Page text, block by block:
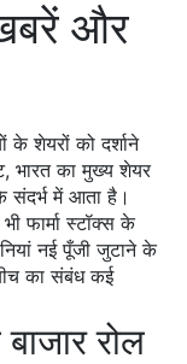
खबरें और
के शेयरों को दर्शाने
, भारत का मुख्य शेयर
में आता है।
भी फार्मा स्टॉक्स के
नई पूँजी जुटाने के
का संबंध कई
रोल